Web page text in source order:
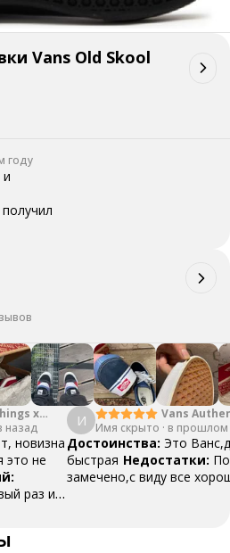
Vans Old Skool
году
и
x
назад
новизна
это не
раз и
И
Vans
Moon Blue
Имя скрыто · в прошлом
Достоинства: Это
быстрая Недостатки:
замечено,с виду все